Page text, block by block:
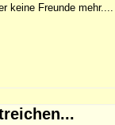
keine Freunde